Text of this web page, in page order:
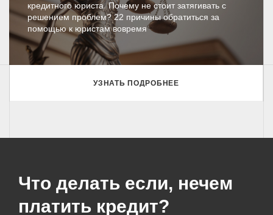
кредитного юриста. Почему не стоит затягивать с
решением проблем? 22 причины обратиться за
помощью к юристам вовремя
УЗНАТЬ ПОДРОБНЕЕ
Что делать если, нечем
платить кредит?